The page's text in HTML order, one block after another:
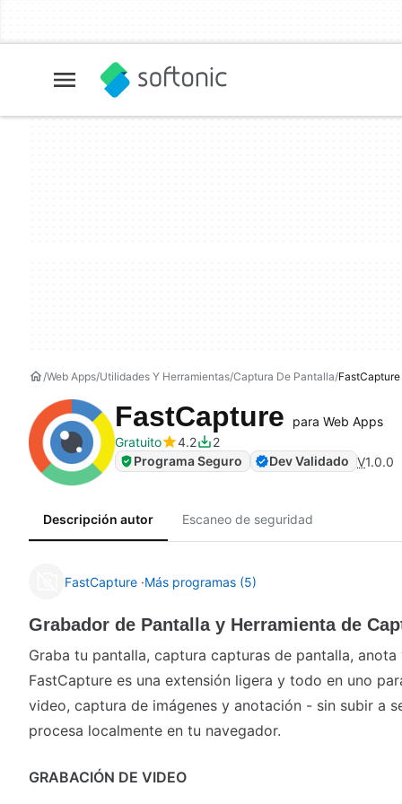
Web Apps Utilidades Y Herramientas Captura De Pantalla FastCapture
FastCapture
para Web Apps
Gratuito
4.2
2
Programa Seguro
Dev Validado V1.0.0
Descripción autor Escaneo de seguridad
FastCapture Más programas (5)
Grabador de Pantalla y Herramienta de
Graba tu pantalla, captura capturas de pantalla,
FastCapture es una extensión ligera y todo en uno
video, captura de imágenes y anotación - sin subir a
procesa localmente en tu navegador.
GRABACIÓN DE VIDEO